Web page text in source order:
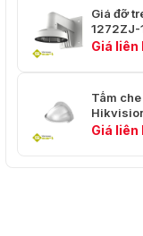
Giá đỡ
1272ZJ-
camera
Giá liên
Tấm
Giá liên